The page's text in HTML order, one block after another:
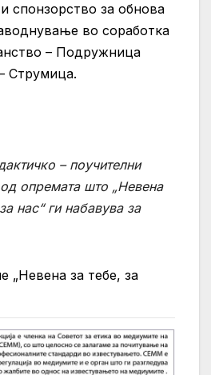
спонзорство за обнова
во соработка
– Подружница
Струмица.
– поучителни
опремата што „Невена
нас“ ги набавува за
„Невена за тебе, за